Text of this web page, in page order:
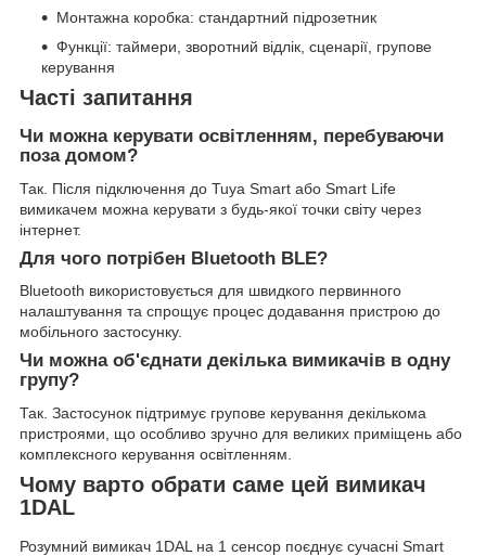
Монтажна коробка: стандартний підрозетник
Функції: таймери, зворотний відлік, сценарії, групове
керування
Часті запитання
Чи можна керувати освітленням, перебуваючи
поза домом?
Так. Після підключення до Tuya Smart або Smart Life
вимикачем можна керувати з будь-якої точки світу через
інтернет.
Для чого потрібен Bluetooth BLE?
Bluetooth використовується для швидкого первинного
налаштування та спрощує процес додавання пристрою до
мобільного застосунку.
Чи можна об'єднати декілька вимикачів в одну
групу?
Так. Застосунок підтримує групове керування декількома
пристроями, що особливо зручно для великих приміщень або
комплексного керування освітленням.
Чому варто обрати саме цей вимикач
1DAL
Розумний вимикач 1DAL на 1 сенсор поєднує сучасні Smart